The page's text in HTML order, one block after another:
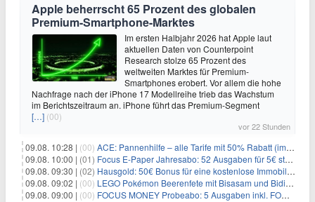
Apple beherrscht 65 Prozent des globalen
Premium-Smartphone-Marktes
Im ersten Halbjahr 2026 hat Apple laut
aktuellen Daten von Counterpoint
Research stolze 65 Prozent des
weltweiten Marktes für Premium-
Smartphones erobert. Vor allem die hohe
Nachfrage nach der iPhone 17 Modellreihe trieb das Wachstum
im Berichtszeitraum an. iPhone führt das Premium-Segment
[…] (00)
vor 22 Stunden
09.08. 10:28 | (00) ACE: Pannenhilfe – alle Tarife mit 50% Rabatt (im ersten Jahr)
09.08. 10:00 | (01) Focus E-Paper Jahresabo: 52 Ausgaben für 5€ statt 207,48€ – per Formular kündbar!
09.08. 09:30 | (02) Hausgold: 50€ Bonus für eine kostenlose Immobilienbewertung
09.08. 09:02 | (00) LEGO Pokémon Beerenfete mit Bisasam und Bidiza für 14,99€
09.08. 09:00 | (00) FOCUS MONEY Probeabo: 5 Ausgaben inkl. FOCUS+ Zugang für 5€